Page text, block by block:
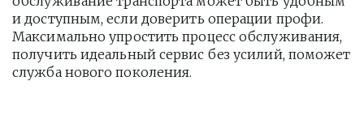
и доступным, если доверить операции профи.
Максимально упростить процесс обслуживания,
получить идеальный сервис без усилий, поможет
служба нового поколения.